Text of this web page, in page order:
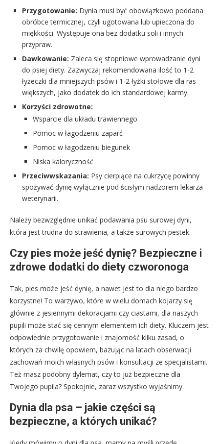
Przygotowanie: Dynia musi być obowiązkowo poddana
obróbce termicznej, czyli ugotowana lub upieczona do
miękkości. Występuje ona bez dodatku soli i innych
przypraw.
Dawkowanie: Zaleca się stopniowe wprowadzanie dyni
do psiej diety. Zazwyczaj rekomendowana ilość to 1-2
łyżeczki dla mniejszych psów i 1-2 łyżki stołowe dla ras
większych, jako dodatek do ich standardowej karmy.
Korzyści zdrowotne:
Wsparcie dla układu trawiennego
Pomoc w łagodzeniu zaparć
Pomoc w łagodzeniu biegunek
Niska kaloryczność
Przeciwwskazania: Psy cierpiące na cukrzycę powinny
spożywać dynię wyłącznie pod ścisłym nadzorem lekarza
weterynarii.
Należy bezwzględnie unikać podawania psu surowej dyni,
która jest trudna do strawienia, a także surowych pestek.
Czy pies może jeść dynię? Bezpieczne i
zdrowe dodatki do diety czworonoga
Tak, pies może jeść dynię, a nawet jest to dla niego bardzo
korzystne! To warzywo, które w wielu domach kojarzy się
głównie z jesiennymi dekoracjami czy ciastami, dla naszych
pupili może stać się cennym elementem ich diety. Kluczem jest
odpowiednie przygotowanie i znajomość kilku zasad, o
których za chwilę opowiem, bazując na latach obserwacji
zachowań moich własnych psów i konsultacji ze specjalistami.
Też masz podobny dylemat, czy to już bezpieczne dla
Twojego pupila? Spokojnie, zaraz wszystko wyjaśnimy.
Dynia dla psa – jakie części są
bezpieczne, a których unikać?